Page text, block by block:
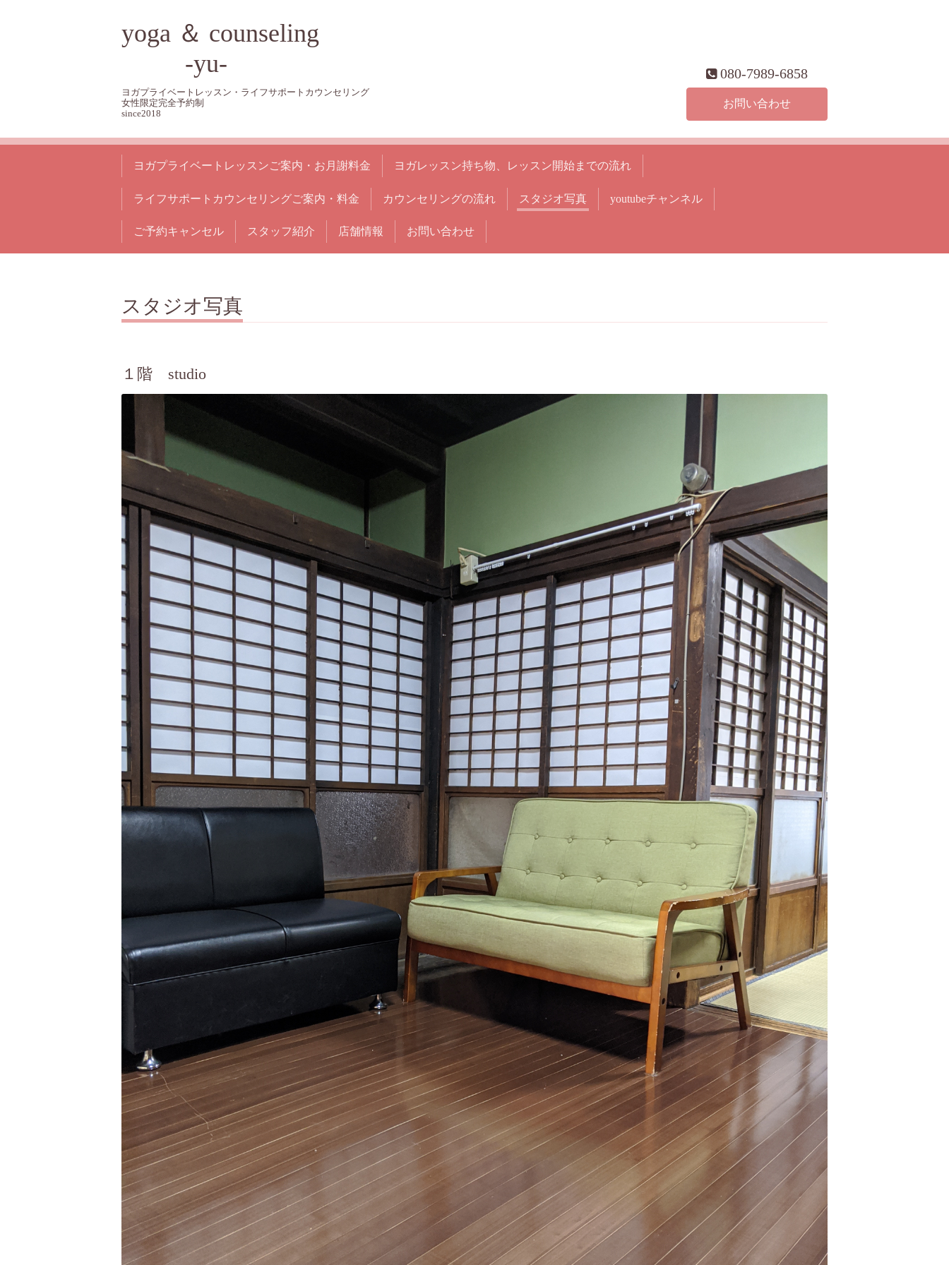
yoga ＆ counseling
-yu-
ヨガプライベートレッスン・ライフサポートカウンセリング
女性限定完全予約制
since2018
080-7989-6858
お問い合わせ
ヨガプライベートレッスンご案内・お月謝料金 ヨガレッスン持ち物、レッスン開始までの流れ
ライフサポートカウンセリングご案内・料金 カウンセリングの流れ スタジオ写真 youtubeチャンネル
ご予約キャンセル スタッフ紹介 店舗情報 お問い合わせ
スタジオ写真
１階 studio